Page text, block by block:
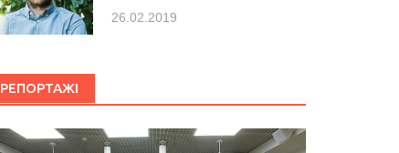
26.02.2019
РЕПОРТАЖІ